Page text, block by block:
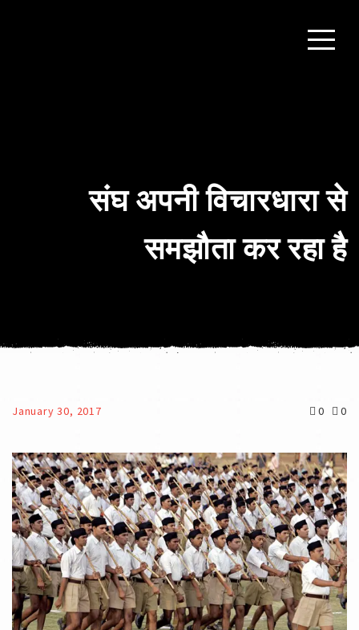
संघ अपनी विचारधारा से
समझौता कर रहा है
January 30, 2017 0 0